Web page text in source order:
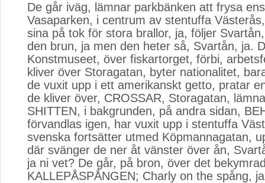
De går iväg, lämnar parkbänken att frysa
Vasaparken, i centrum av stentuffa
sina på tok för stora brallor, ja, följer
den brun, ja men den heter så, Svartån, ja.
Konstmuseet, över fiskartorget, förbi,
kliver över Storagatan, byter nationalitet,
de vuxit upp i ett amerikanskt getto, pratar
de kliver över, CROSSAR, Storagatan,
SHITTEN, i bakgrunden, på andra sidan,
förvandlas igen, har vuxit upp i stentuffa
svenska fortsätter utmed Köpmannagatan,
där svänger de ner åt vänster över ån,
ja ni vet? De går, på bron, över det
KALLEPÅSPÅNGEN; Charly on the spång,